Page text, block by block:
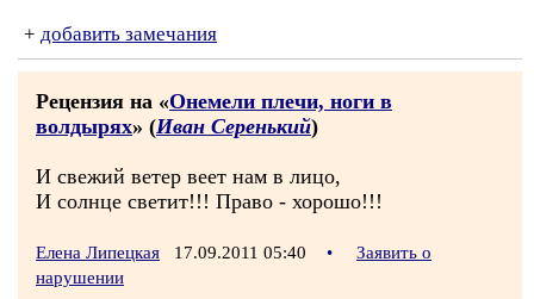
+ добавить замечания
Рецензия на «Онемели плечи, ноги в
волдырях» (Иван Серенький)
И свежий ветер веет нам в лицо,
И солнце светит!!! Право - хорошо!!!
Елена Липецкая 17.09.2011 05:40 •
Заявить о
нарушении